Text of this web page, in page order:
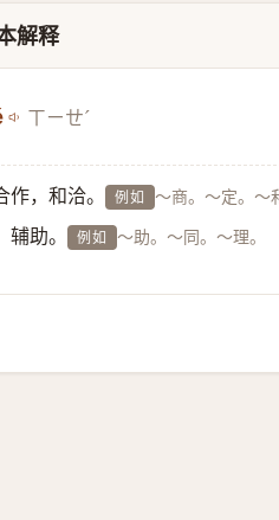
解释
ㄒㄧㄝˊ
作，和洽。 例如 ～商。～定。～
辅助。 例如 ～助。～同。～理。